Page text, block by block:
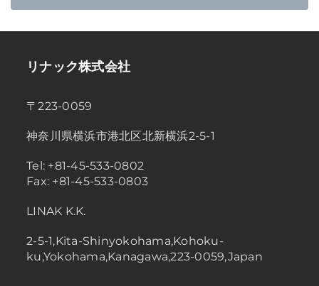
リナック株式会社
〒223-0059
神奈川県横浜市港北区北新横浜2-5-1
Tel: +81-45-533-0802
Fax: +81-45-533-0803
LINAK K.K.
2-5-1,Kita-Shinyokohama,Kohoku-
ku,Yokohama,Kanagawa,223-0059,Japan